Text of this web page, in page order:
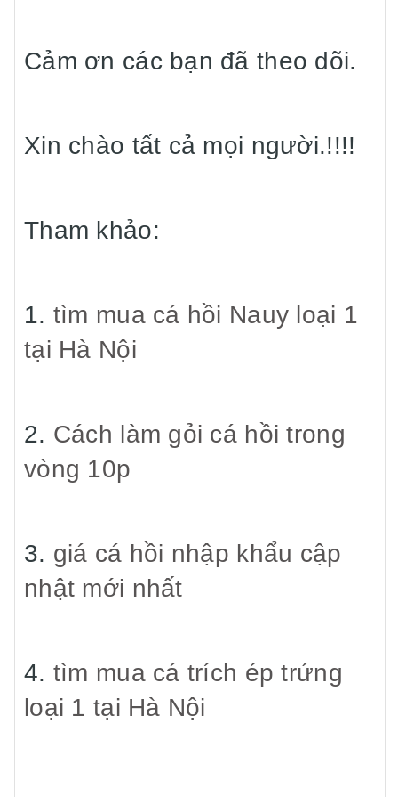
Cảm ơn các bạn đã theo dõi.
Xin chào tất cả mọi người.!!!!
Tham khảo:
1. tìm mua cá hồi Nauy loại 1
tại Hà Nội
2. Cách làm gỏi cá hồi trong
vòng 10p
3. giá cá hồi nhập khẩu cập
nhật mới nhất
4. tìm mua cá trích ép trứng
loại 1 tại Hà Nội